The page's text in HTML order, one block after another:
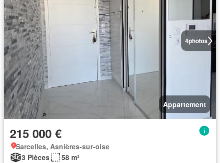
4photos
Appartement
215 000 €
Sarcelles, Asnières-sur-oise
3 Pièces
58 m²